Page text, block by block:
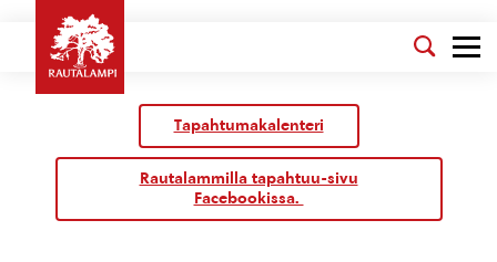
Tapahtumakalenteri
Rautalammilla tapahtuu-sivu
Facebookissa.
Kalenteri
Tapahtumat